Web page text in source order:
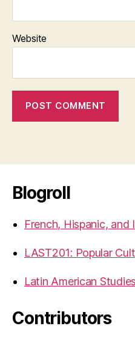
Website
Blogroll
French, Hispanic, and
LAST201: Popular
Latin American Studies
Contributors